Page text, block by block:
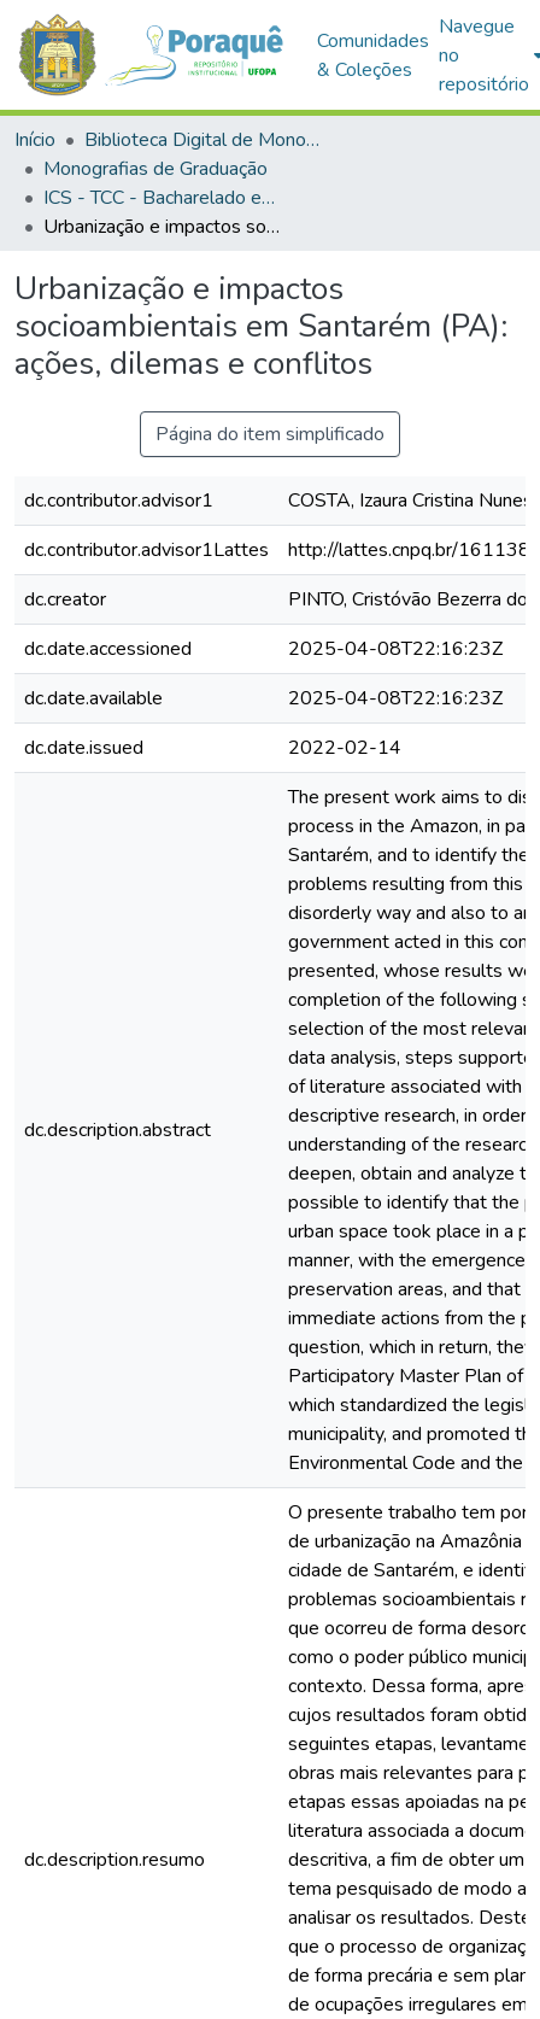
Comunidades
& Coleções
Navegue
no
repositório
Início
Biblioteca Digital de Monografias (BDM)
Monografias de Graduação
ICS - TCC - Bacharelado em Gestão Pública e Desenvolvimento Regional
Urbanização e impactos socioambientais em Santarém (PA): ações, dilemas e conflitos
Urbanização e impactos
socioambientais em Santarém (PA):
ações, dilemas e conflitos
Página do item simplificado
dc.contributor.advisor1
COSTA, Izaura Cristina
dc.contributor.advisor1Lattes
http://lattes.cnpq.br/
dc.creator
PINTO, Cristóvão Bezerra
dc.date.accessioned
2025-04-08T22:16:23Z
dc.date.available
2025-04-08T22:16:23Z
dc.date.issued
2022-02-14
dc.description.abstract
The present work aims to
process in the Amazon, in
Santarém, and to identify the
problems resulting from this
disorderly way and also to
government acted in this
presented, whose results
completion of the following
selection of the most
data analysis, steps
of literature associated with
descriptive research, in order
understanding of the
deepen, obtain and analyze
possible to identify that the
urban space took place in a
manner, with the emergence
preservation areas, and that
immediate actions from the
question, which in return,
Participatory Master Plan of
which standardized the
municipality, and promoted
Environmental Code and the
dc.description.resumo
O presente trabalho tem por
de urbanização na Amazônia
cidade de Santarém, e
problemas socioambientais
que ocorreu de forma
como o poder público
contexto. Dessa forma,
cujos resultados foram
seguintes etapas,
obras mais relevantes para
etapas essas apoiadas na
literatura associada a
descritiva, a fim de obter um
tema pesquisado de modo a
analisar os resultados.
que o processo de
de forma precária e sem
de ocupações irregulares em